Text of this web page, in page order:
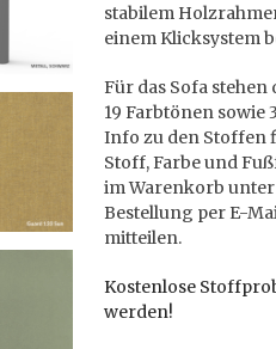
stabilem
einem Klicksystem
Für das Sofa
19 Farbtönen sowie
Info zu den Stoffen
Stoff, Farbe und
im Warenkorb
Bestellung per E-
mitteilen.
Kostenlose
werden!